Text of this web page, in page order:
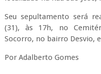
Seu sepultamento será
(31), às 17h, no
Socorro, no bairro Desvio,
Por Adalberto Gomes